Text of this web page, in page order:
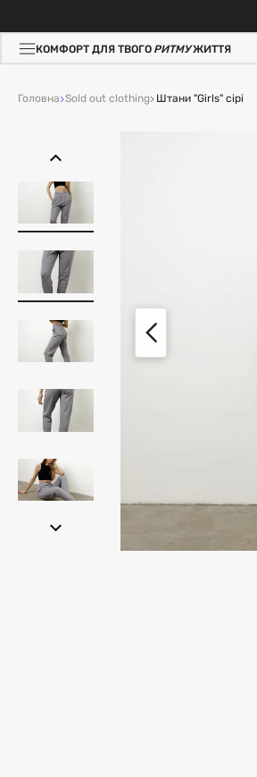
КОМФОРТ ДЛЯ ТВОГОРИТМУЖИТТЯ
Головна Sold out clothing Штани "Girls" сірі